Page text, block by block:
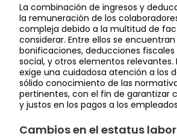
La combinación de ingresos y
la remuneración de los
compleja debido a la multitud de
considerar. Entre ellos se
bonificaciones, deducciones fiscales
social, y otros elementos relevantes.
exige una cuidadosa atención a los
sólido conocimiento de las
pertinentes, con el fin de garantizar
y justos en los pagos a los
Cambios en el estatus